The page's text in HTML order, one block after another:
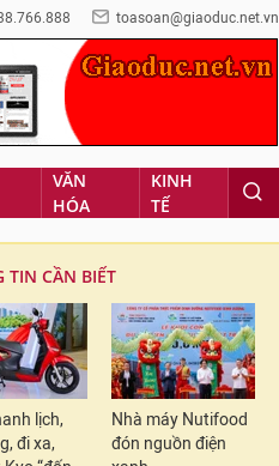
toasoan@giaoduc.net.vn
VĂN
HÓA
KINH
TẾ
TIN CẦN BIẾT
lịch,
đi xa,
Nhà máy Nutifood
đón nguồn điện